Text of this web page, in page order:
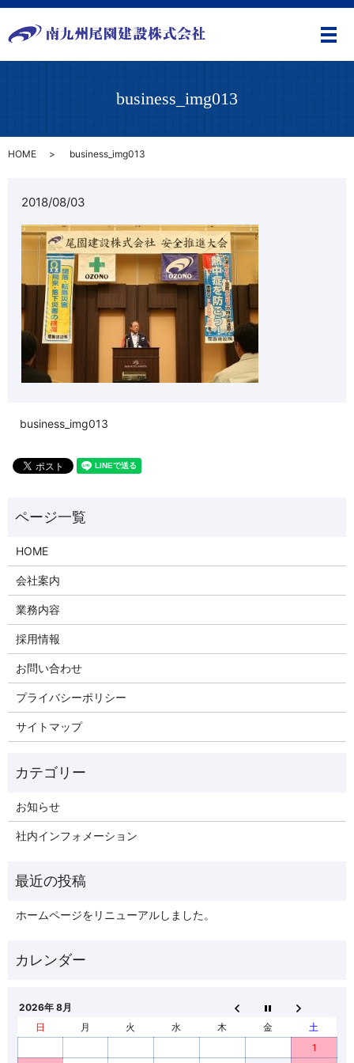
メ
business_img013
HOME business_img013
2018/08/03
business_img013
HOME
会社案内
業務内容
採用情報
お問い合わせ
プライバシーポリシー
サイトマップ
お知らせ
社内インフォメーション
ホームページをリニューアルしました。
2026年 8月
日
月 火 水 木 金
土
1